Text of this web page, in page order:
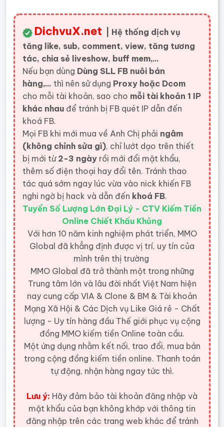
DichvuX.net | Hệ thống dịch vụ
tăng like, sub, comment, view, tăng tương
tác, chia sẻ liveshow, buff mem,...
Nếu bạn dùng Dùng SLL FB nuôi bán
hàng,... thì nên sử dụng Proxy hoặc Dcom
cho mỗi tài khoản, sao cho mỗi tài khoản 1 IP
khác nhau để tránh bị FB quét IP dẫn đến
khoá FB.
Mọi FB khi mới mua về Anh Chị phải ngâm
(không chỉnh sửa gì), chỉ lướt dạo trên thiết
bị mới từ 2-3 ngày rồi mới đổi mật khẩu,
thêm số điện thoại hay đổi tên. Tránh thao
tác quá sớm ngay lúc vừa vào nick khiến FB
nghi ngờ bị hack và dẫn đến khoá FB.
Tuyển Số Lượng Lớn Đại Lý - CTV Kiếm Tiền
Online Chiết Khấu Khủng
Với hơn 10 năm kinh nghiệm phát triển, MMO
Global đã khẳng định được vị trí, uy tín của
mình trên thị trường
MMO Global đã trở thành một trong những
Trung tâm lớn và lâu đời nhất Việt Nam hiện
nay cung cấp VIA & Clone & BM & Tài khoản
Mạng Xã Hội & Các Dịch vụ Like Giá rẻ - Chất
lượng - Uy tín hàng đầu Thế giới phục vụ cộng
đồng MMO kiếm tiền Online toàn cầu.
Một ứng dụng nhằm kết nối, trao đổi, mua bán
trong cộng đồng kiếm tiền online. Thanh toán
tự động, nhận hàng ngay tức thì.
Lưu ý: Hãy đảm bảo tài khoản đăng nhập và
mật khẩu của bạn không khớp với thông tin
đăng nhập trên các trang web khác để tránh